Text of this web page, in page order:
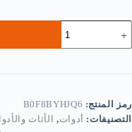
Set
of
Reinforced
Right
Angle
Brackets
رمز المنتج: B0F8BYHJQ6
التصنيفات: أدوات,
الأثاث